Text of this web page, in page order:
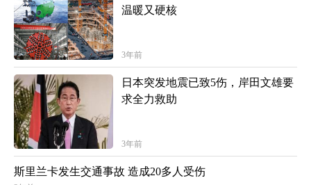
温暖又硬核
3年前
日本突发地震已致5伤，岸田文雄要
求全力救助
3年前
斯里兰卡发生交通事故 造成20多人受伤